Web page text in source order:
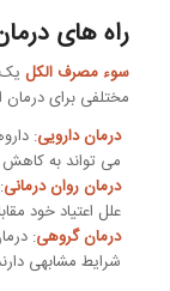
راه های
سوء مصرف الکلیک
مختلفی برای درمان
درمان دارویی:
می تواند به
درمان روان درمانی
علل اعتیاد خود
درمان گروهی:
شرایط مشابهی